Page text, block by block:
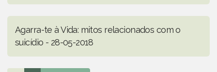
Agarra-te à Vida: mitos relacionados com o
suicídio - 28-05-2018